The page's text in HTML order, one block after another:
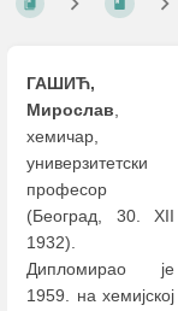
ГАШИЋ,
Мирослав,
хемичар,
универзитетски
професор
(Београд, 30. XII
1932).
Дипломирао је
1959. на хемијској